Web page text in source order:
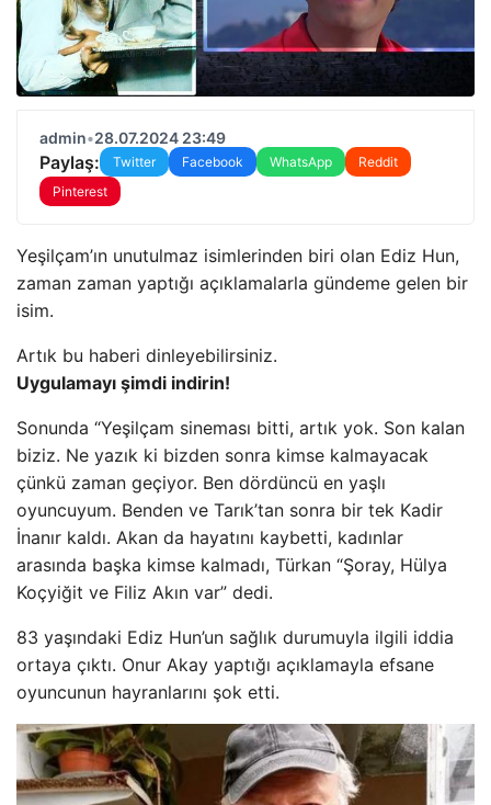
admin•28.07.2024 23:49
Paylaş: Twitter Facebook WhatsApp
Reddit
Pinterest
Yeşilçam’ın unutulmaz isimlerinden biri olan Ediz Hun,
zaman zaman yaptığı açıklamalarla gündeme gelen bir
isim.
Artık bu haberi dinleyebilirsiniz.
Uygulamayı şimdi indirin!
Sonunda “Yeşilçam sineması bitti, artık yok. Son kalan
biziz. Ne yazık ki bizden sonra kimse kalmayacak
çünkü zaman geçiyor. Ben dördüncü en yaşlı
oyuncuyum. Benden ve Tarık’tan sonra bir tek Kadir
İnanır kaldı. Akan da hayatını kaybetti, kadınlar
arasında başka kimse kalmadı, Türkan “Şoray, Hülya
Koçyiğit ve Filiz Akın var” dedi.
83 yaşındaki Ediz Hun’un sağlık durumuyla ilgili iddia
ortaya çıktı. Onur Akay yaptığı açıklamayla efsane
oyuncunun hayranlarını şok etti.